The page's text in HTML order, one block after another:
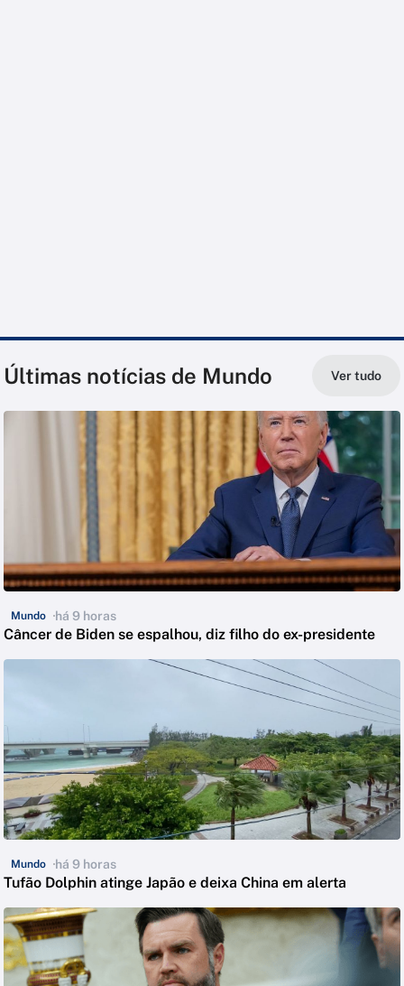
Últimas notícias de Mundo Ver tudo
Mundo há 9 horas
Câncer de Biden se espalhou, diz filho do ex-presidente
Mundo há 9 horas
Tufão Dolphin atinge Japão e deixa China em alerta